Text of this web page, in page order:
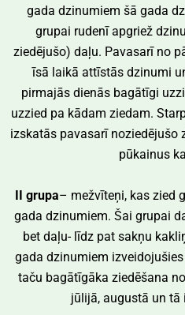
gada dzinumiem šā gada
grupai rudenī apgriež
ziedējušo) daļu. Pavasarī no
īsā laikā attīstās dzinumi
pirmajās dienās bagātīgi
uzzied pa kādam ziedam.
izskatās pavasarī noziedējušo
pūkainus
II grupa– mežvīteņi, kas zied
gada dzinumiem. Šai grupai
bet daļu- līdz pat sakņu
gada dzinumiem
taču bagātīgāka ziedēšana
jūlijā, augustā un tā